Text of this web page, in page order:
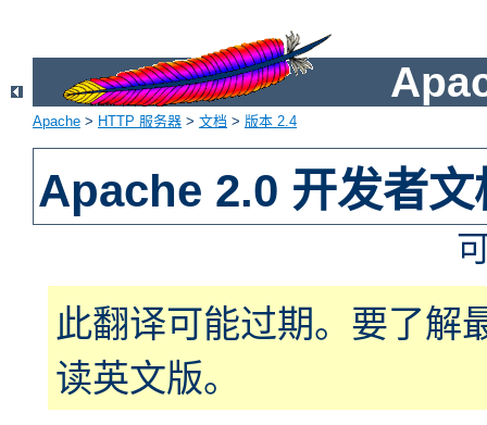
Apache > HTTP 服务器 > 文档 > 版本 2.4
Apache 2.0 开发者文
此翻译可能过期。要了解
读英文版。